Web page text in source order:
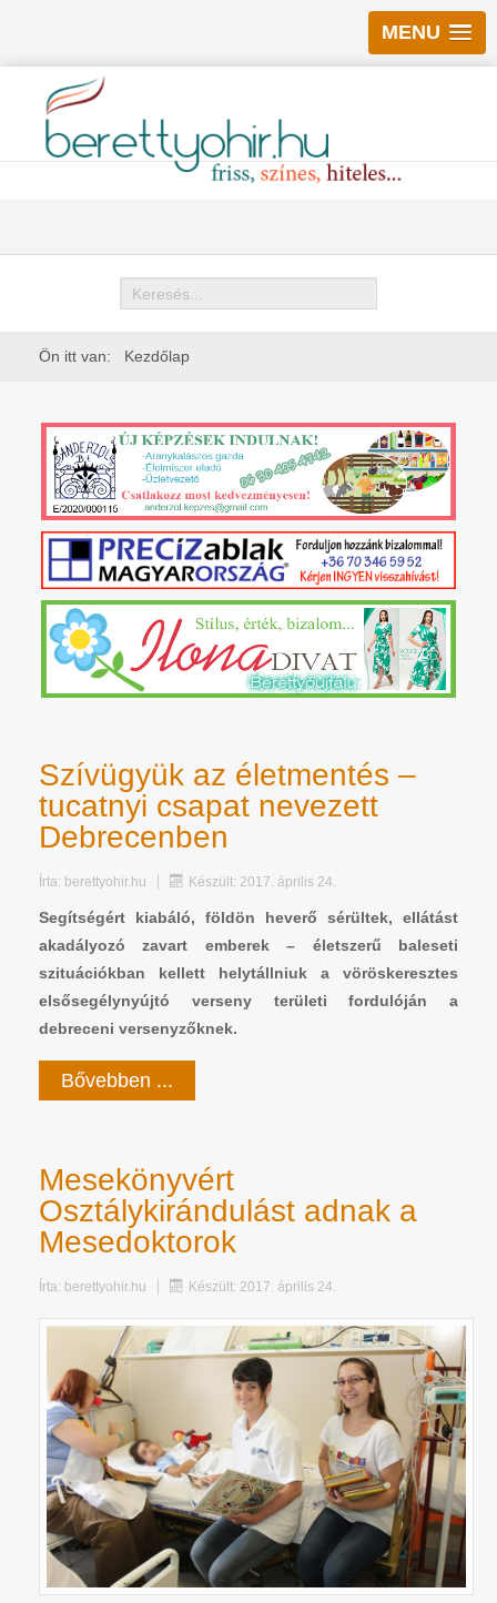
MENU
Keresés
Ön itt van: Kezdőlap
Szívügyük az életmentés –
tucatnyi csapat nevezett
Debrecenben
Írta: berettyohir.hu Készült: 2017. április 24.
Segítségért kiabáló, földön heverő sérültek, ellátást
akadályozó zavart emberek – életszerű baleseti
szituációkban kellett helytállniuk a vöröskeresztes
elsősegélynyújtó verseny területi fordulóján a
debreceni versenyzőknek.
Bővebben ...
Mesekönyvért
Osztálykirándulást adnak a
Mesedoktorok
Írta: berettyohir.hu Készült: 2017. április 24.